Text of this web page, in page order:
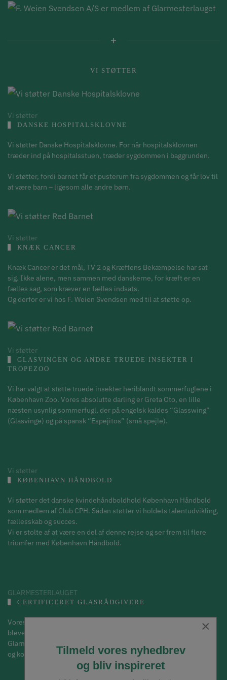
VI STØTTER
Vi støtter
DANSKE HOSPITALSKLOVNE
Vi støtter Danske Hospitalsklovne. For når hospitalsklovnen
træder ind på hospitalsstuen, træder sygdommen i baggrunden.
Vi støtter, fordi barnet får et pusterum fra sygdommen og får lov til
at være barn – ligesom alle andre børn.
Vi støtter
KNÆK CANCER
Knæk Cancer er det mål, TV 2 og Kræftens Bekæmpelse har sat
sig. Ikke alene, men sammen med danskerne, for kræft er en
fælles sag, som kræver en fælles indsats.
Og derfor er vi hos F. Weien Svendsen med til at støtte op.
Vi støtter
GLASVINGEN OG ANDRE TRUEDE INSEKTER I
TROPEZOO
Vi har valgt at støtte truede insekter heriblandt sommerfuglene i
København Zoo. Vores absolutte darling er Greta Oto, en lille
næsten usynlig sommerfugl, der på engelsk kaldes “Glasswing”
(Glasvinge) og på spansk “Espejitos” (små spejle).
Vi støtter
KØBENHAVN HÅNDBOLD
Vi støtter det danske kvindehåndboldhold København Håndbold
som medlem af Club CPH. Sådan støtter vi holdets talentudvikling,
fællesskab og succes.
Vi er stolte af at være en del af denne rejse og ser frem til flere
triumfer med København Håndbold.
GLARMESTERLAUGET
CERTIFICERET GLASRÅDGIVERE
Vores indehaver Brian Hansen er en de første i Danmark, der er
blevet certificeret glasrådgiver efter at have afsluttet
Glarmesterlaugets Glasrådgiveruddannelse. Det giver dig tryghed
og korrekt rådgivning om glas i byggeriet.
×
Tilmeld vores nyhedbrev
og bliv inspireret